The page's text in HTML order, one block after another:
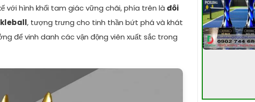
với hình khối tam giác vững chãi, phía trên là đôi
, tượng trưng cho tinh thần bứt phá và khát
để vinh danh các vận động viên xuất sắc trong